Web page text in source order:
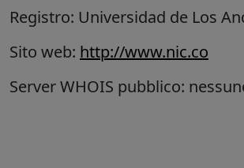
Registro: Universidad de Los
Sito web: http://www.nic.co
Server WHOIS pubblico: